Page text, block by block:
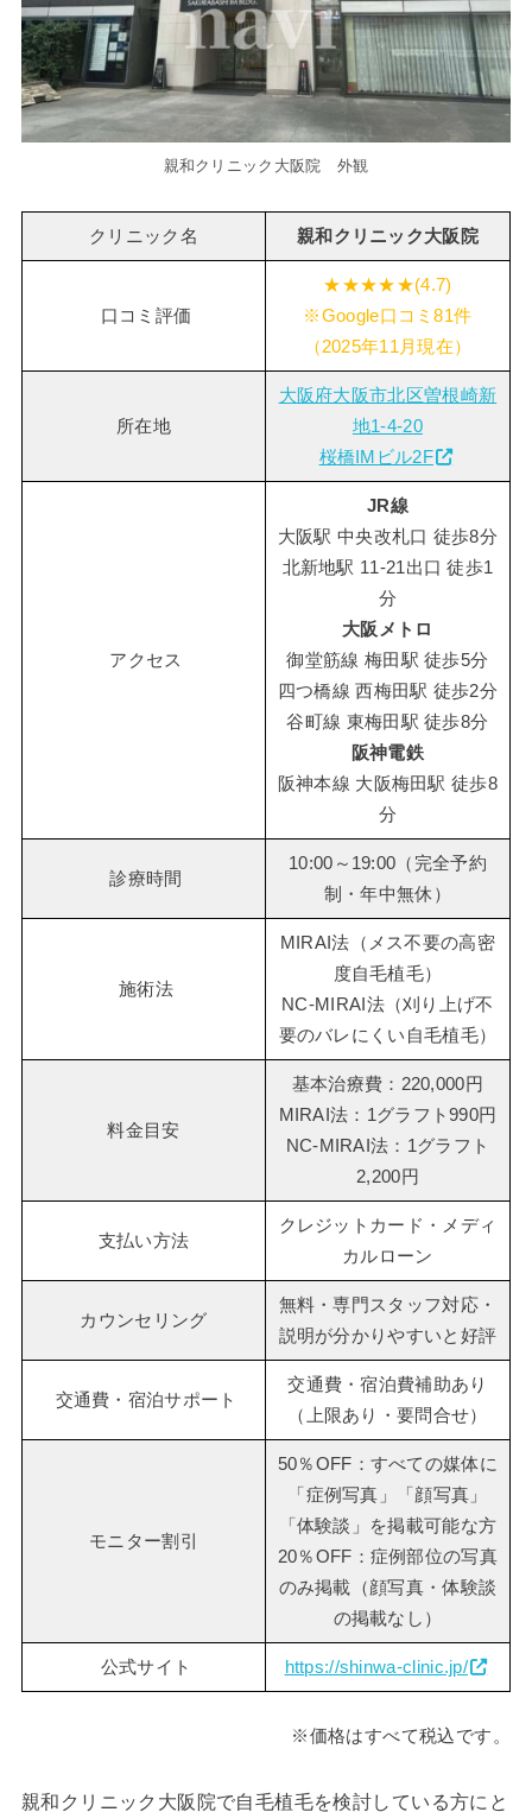
親和クリニック大阪院 外観
クリニック名 親和クリニック大阪院
口コミ評価
★★★★★(4.7)
※Google口コミ81件
（2025年11月現在）
所在地
大阪府大阪市北区曽根崎新
地1-4-20
桜橋IMビル2F
アクセス
JR線
大阪駅 中央改札口 徒歩8分
北新地駅 11-21出口 徒歩1
分
大阪メトロ
御堂筋線 梅田駅 徒歩5分
四つ橋線 西梅田駅 徒歩2分
谷町線 東梅田駅 徒歩8分
阪神電鉄
阪神本線 大阪梅田駅 徒歩8
分
診療時間
10:00～19:00（完全予約
制・年中無休）
施術法
MIRAI法（メス不要の高密
度自毛植毛）
NC-MIRAI法（刈り上げ不
要のバレにくい自毛植毛）
料金目安
基本治療費：220,000円
MIRAI法：1グラフト990円
NC-MIRAI法：1グラフト
2,200円
支払い方法
クレジットカード・メディ
カルローン
カウンセリング
無料・専門スタッフ対応・
説明が分かりやすいと好評
交通費・宿泊サポート
交通費・宿泊費補助あり
（上限あり・要問合せ）
モニター割引
50％OFF：すべての媒体に
「症例写真」「顔写真」
「体験談」を掲載可能な方
20％OFF：症例部位の写真
のみ掲載（顔写真・体験談
の掲載なし）
公式サイト https://shinwa-clinic.jp/
※価格はすべて税込です。
親和クリニック大阪院で自毛植毛を検討している方にと